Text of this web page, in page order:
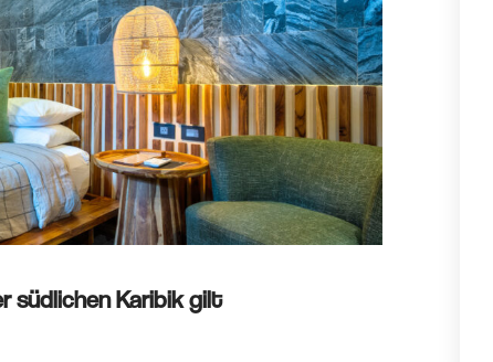
südlichen Karibik gilt